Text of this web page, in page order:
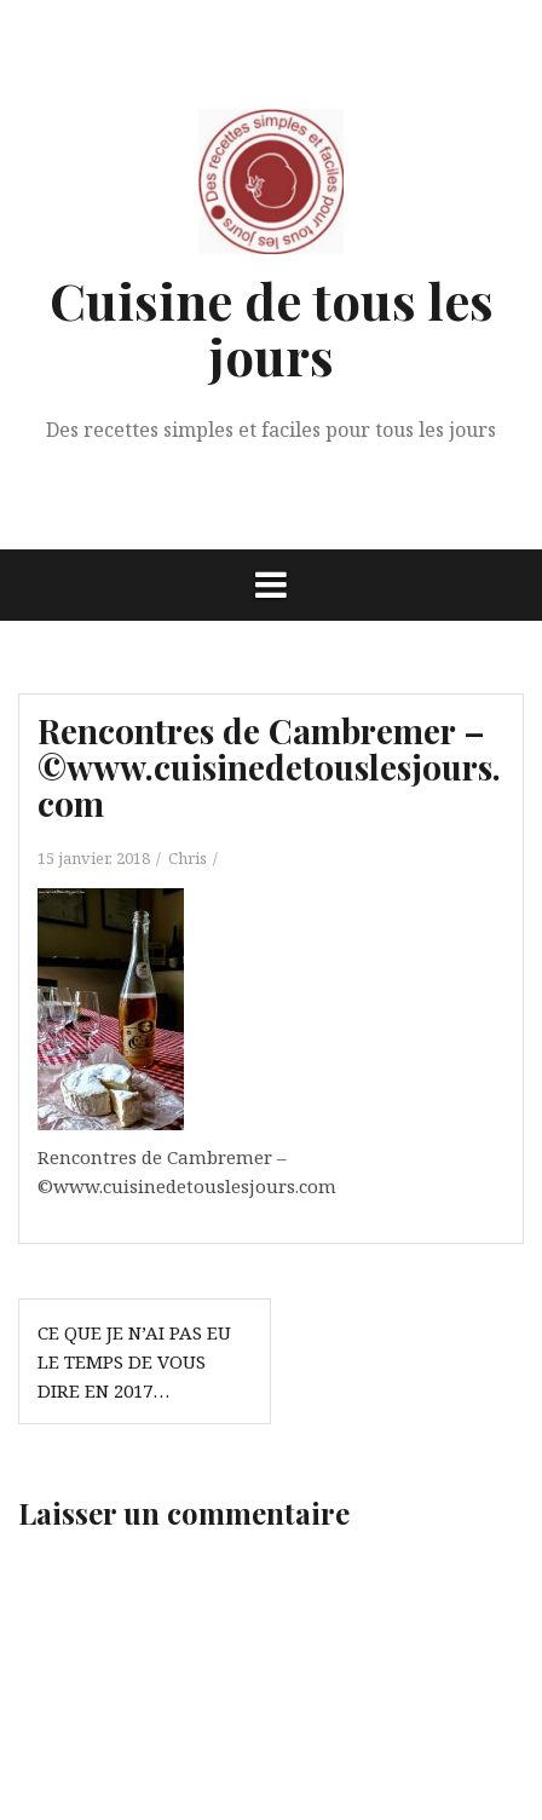
Cuisine de tous les
jours
Des recettes simples et faciles pour tous les jours
Rencontres de Cambremer –
©www.cuisinedetouslesjours.
com
15 janvier, 2018 Chris
Rencontres de Cambremer –
©www.cuisinedetouslesjours.com
Navigation
de
l’article
CE QUE JE N’AI PAS EU
LE TEMPS DE VOUS
DIRE EN 2017…
Laisser un commentaire